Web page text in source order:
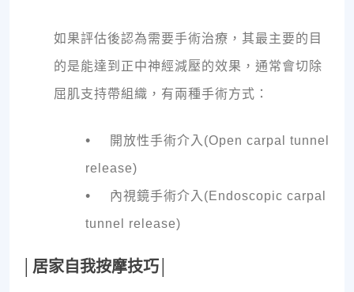
如果評估後認為需要手術治療，其最主要的目
的是能達到正中神經減壓的效果，通常會切除
屈肌支持帶組織，有兩種手術方式：
• 開放性手術介入(Open carpal tunnel
release)
• 內視鏡手術介入(Endoscopic carpal
tunnel release)
│居家自我按摩技巧│